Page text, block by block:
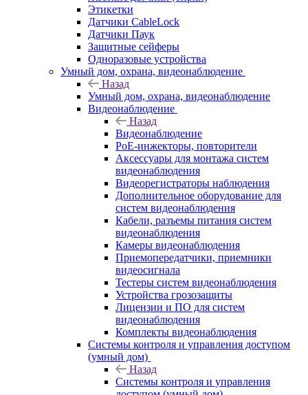
Этикетки
Датчики CableLock
Датчики Паук
Защитные сейферы
Одноразовые устройства
Умный дом, охрана, видеонаблюдение
Назад
Умный дом, охрана, видеонаблюдение
Видеонаблюдение
Назад
Видеонаблюдение
PoE-инжекторы, повторители
Аксессуары для монтажа систем
видеонаблюдения
Видеорегистраторы наблюдения
Дополнительное оборудование для
систем видеонаблюдения
Кабели, разъемы питания систем
видеонаблюдения
Камеры видеонаблюдения
Приемопередатчики, приемники
видеосигнала
Тестеры систем видеонаблюдения
Устройства грозозащиты
Лицензии и ПО для систем
видеонаблюдения
Комплекты видеонаблюдения
Системы контроля и управления доступом
(умный дом)
Назад
Системы контроля и управления